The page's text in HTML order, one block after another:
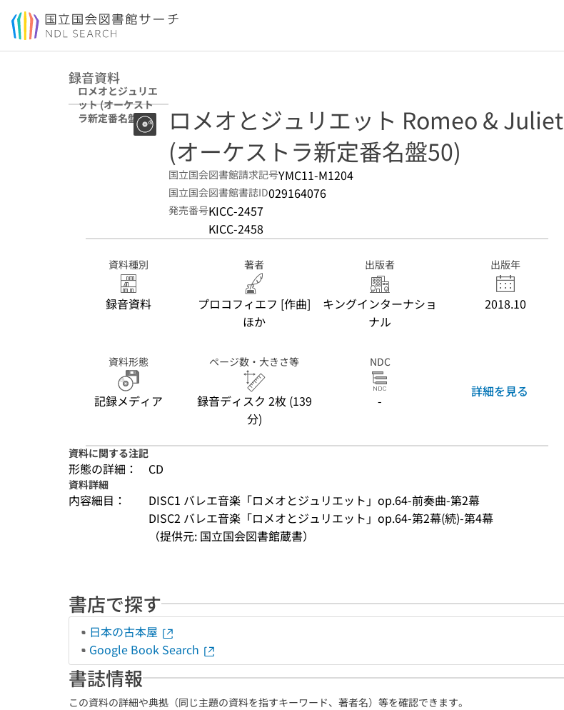
本文へ移動
録音資料
ロメオとジュリエ
ット (オーケスト
ラ新定番名盤50)
ロメオとジュリエット Romeo & Juliet
(オーケストラ新定番名盤50)
国立国会図書館請求記号YMC11-M1204
国立国会図書館書誌ID029164076
発売番号KICC-2457
KICC-2458
資料種別
録音資料
著者
プロコフィエフ [作曲]
ほか
出版者
キングインターナショ
ナル
出版年
2018.10
資料形態
記録メディア
ページ数・大きさ等
録音ディスク 2枚 (139
分)
NDC
-
詳細を見る
資料に関する注記
形態の詳細： CD
資料詳細
内容細目：
DISC1 バレエ音楽「ロメオとジュリエット」op.64-前奏曲-第2幕
DISC2 バレエ音楽「ロメオとジュリエット」op.64-第2幕(続)-第4幕
（提供元: 国立国会図書館蔵書）
書店で探す
日本の古本屋
Google Book Search
書誌情報
この資料の詳細や典拠（同じ主題の資料を指すキーワード、著者名）等を確認できます。